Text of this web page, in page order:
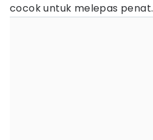
cocok untuk melepas penat.